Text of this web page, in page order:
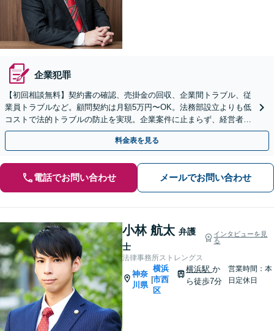
企業犯罪
【初回相談無料】契約書の確認、売掛金の回収、企業間トラブル、従
業員トラブルなど。顧問契約は月額5万円〜OK。法務部設立よりも低
コストで法的トラブルの防止を実現。企業案件に止まらず、経営者の
方の家事事件のご相談も可能です【横浜駅徒歩5分】
料金表を見る
電話でお問い合わせ メールでお問い合わせ
小林 航太 弁護
士
インタビューを見
る
法律事務所ストレングス
神奈
川県
横浜
市西
区
横浜駅 か
ら徒歩7分
営業時間：本
日定休日